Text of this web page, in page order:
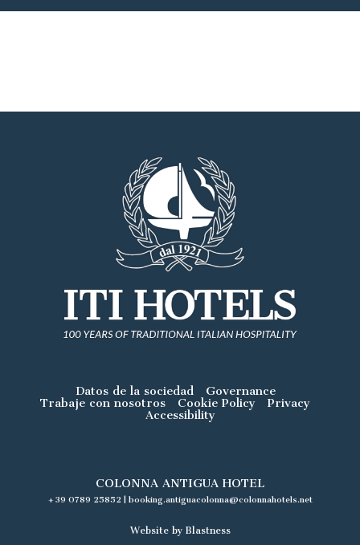
Datos de la sociedad
Governance
Trabaje con nosotros
Cookie Policy
Privacy
Accessibility
COLONNA ANTIGUA HOTEL
+39 0789 25852 | booking.antiguacolonna@colonnahotels.net
Website by Blastness